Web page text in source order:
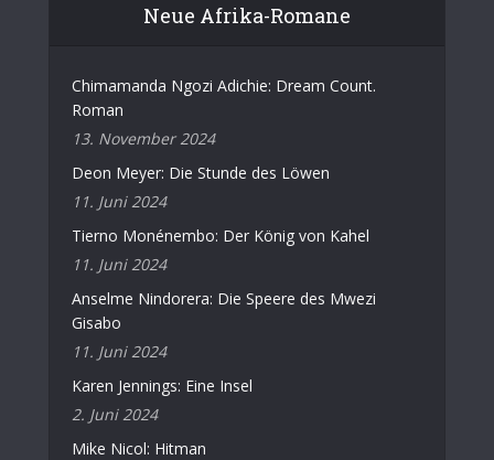
Neue Afrika-Romane
Chimamanda Ngozi Adichie: Dream Count.
Roman
13. November 2024
Deon Meyer: Die Stunde des Löwen
11. Juni 2024
Tierno Monénembo: Der König von Kahel
11. Juni 2024
Anselme Nindorera: Die Speere des Mwezi
Gisabo
11. Juni 2024
Karen Jennings: Eine Insel
2. Juni 2024
Mike Nicol: Hitman